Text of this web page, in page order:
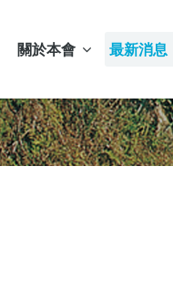
關於本會
最新消息